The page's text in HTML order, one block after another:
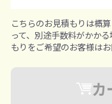
こちらのお見積もりは概
って、別途手数料がかか
もりをご希望のお客様は
カ